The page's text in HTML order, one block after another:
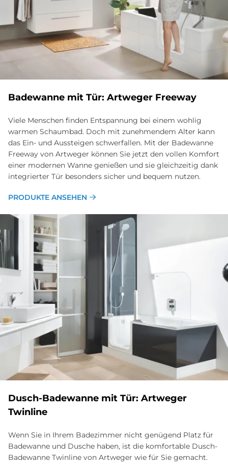
Ba­de­wan­ne mit Tür: Art­we­ger Free­way
Viele Menschen finden Entspannung bei einem wohlig
warmen Schaumbad. Doch mit zunehmendem Alter kann
das Ein- und Aussteigen schwerfallen. Mit der Badewanne
Freeway von Artweger können Sie jetzt den vollen Komfort
einer modernen Wanne genießen und sie gleichzeitig dank
integrierter Tür besonders sicher und bequem nutzen.
PRODUKTE ANSEHEN
Dusch-Ba­de­wan­ne mit Tür: Art­we­ger
Twin­li­ne
Wenn Sie in Ihrem Badezimmer nicht genügend Platz für
Badewanne und Dusche haben, ist die komfortable Dusch-
Badewanne Twinline von Artweger wie für Sie gemacht.